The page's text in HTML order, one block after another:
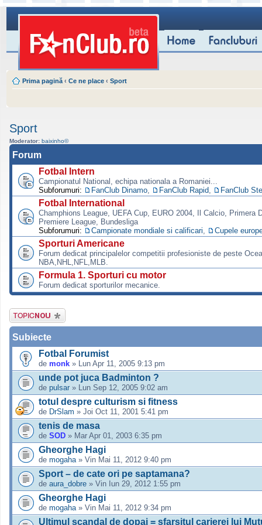
Prima pagină ‹ Ce ne place ‹ Sport
Sport
Moderator: baixinho©
Forum
Fotbal Intern
Campionatul National, echipa nationala a Romaniei...
Subforumuri:
FanClub Dinamo, FanClub Rapid, FanClub
Fotbal International
Champhions League, UEFA Cup, EURO 2004, Il Calcio, Primera
Premiere League, Bundesliga
Subforumuri:
Campionate mondiale si calificari, Cupele
Sporturi Americane
Forum dedicat principalelor competitii profesioniste de peste
NBA,NHL,NFL,MLB.
Formula 1. Sporturi cu motor
Forum dedicat sporturilor mecanice.
Scrie un subiect
nou
Subiecte
Fotbal Forumist
de monk » Lun Apr 11, 2005 9:13 pm
unde pot juca Badminton ?
de pulsar » Lun Sep 12, 2005 9:02 am
totul despre culturism si fitness
de DrSlam » Joi Oct 11, 2001 5:41 pm
tenis de masa
de SOD » Mar Apr 01, 2003 6:35 pm
Gheorghe Hagi
de mogaha» Vin Mai 11, 2012 9:40 pm
Sport – de cate ori pe saptamana?
de aura_dobre » Vin Iun 29, 2012 1:55 pm
Gheorghe Hagi
de mogaha» Vin Mai 11, 2012 9:34 pm
Ultimul scandal de dopaj = sfarsitul carierei lui